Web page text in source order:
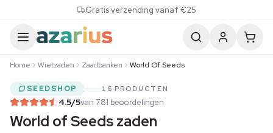
Gratis verzending vanaf €25
Home Wietzaden Zaadbanken World Of Seeds
SEEDSHOP 16 PRODUCTEN
4.5/5van 781 beoordelingen
World of Seeds zaden